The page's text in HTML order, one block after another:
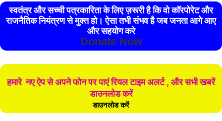
स्वतंत्र और सच्ची पत्रकारिता के लिए ज़रूरी है कि वो कॉरपोरेट और
राजनैतिक नियंत्रण से मुक्त हो। ऐसा तभी संभव है जब जनता आगे आए
और सहयोग करे
Donate Now
हमारे नए ऐप से अपने फोन पर पाएं रियल टाइम अलर्ट , और सभी खबरें
डाउनलोड करें
डाउनलोड करें